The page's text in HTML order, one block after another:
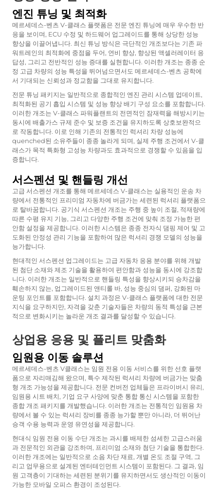
엔진 튜닝 및 최적화
메르세데스-벤츠 V-클래스 플랫폼은 전문 엔진 튜닝에 매우 우수한 반
응을 보이며, ECU 수정 및 하드웨어 업그레이드를 통해 상당한 성능
향상을 이끌어냅니다. 최신 튜닝 방식은 극단적인 개조보다는 기존 파
워트레인의 최적화에 중점을 두어, 연비 향상, 향상된 액셀러레이터 응
답성, 그리고 전반적인 성능 증대를 실현합니다. 이러한 개조는 종종 순
정 고급 차량의 성능 특성을 뛰어넘으면서도 메르세데스-벤츠 공학에
서 기대되는 신뢰성과 정교함을 그대로 유지합니다.
전문 튜닝 패키지는 일반적으로 종합적인 엔진 관리 시스템 업데이트,
최적화된 공기 흡입 시스템 및 성능 향상 배기 구성 요소를 포함합니다.
이러한 개조는 V-클래스 파워플랜트의 전면적인 잠재력을 해방시키는
동시에 배출가스 규제 준수 및 보증 조건을 유지하도록 상호보완적으
로 작동합니다. 이로 인해 기존의 전통적인 럭셔리 차량 성능에
quenched된 소유주들이 종종 놀라게 되며, 실제 주행 조건에서 V-클
래스가 목적 특화형 고성능 차량과도 효과적으로 경쟁할 수 있음을 입
증합니다.
서스펜션 및 핸들링 개선
고급 서스펜션 개조를 통해 메르세데스 V-클래스는 실용적인 운송 차
량에서 전통적인 프리미엄 자동차에 버금가는 세련된 럭셔리 플랫폼으
로 탈바꿈합니다. 공기식 서스펜션 개조는 주행 중 높이 조절, 적재량에
따른 수평 유지 기능, 그리고 다양한 주행 조건에 맞춰 조정 가능한 편
안함 설정을 제공합니다. 이러한 시스템은 종종 전자식 댐핑 제어 및 고
도화된 안정성 관리 기능을 포함하여 많은 럭셔리 경쟁 모델의 성능을
능가합니다.
현대적인 서스펜션 업그레이드는 고급 자동차 응용 분야를 위해 개발
된 첨단 소재와 제조 기술을 활용하여 편안함과 성능을 동시에 강조합
니다. 이러한 개조는 일반적으로 핸들링 특성을 향상시키되 승차감을
훼손하지 않는, 업그레이드된 앤티롤 바, 성능 중심의 댐퍼, 강화된 마
운팅 포인트를 포함합니다. 설치 과정은 V-클래스 플랫폼에 대한 전문
지식을 요구하지만, 자격을 갖춘 기술자들은 차량의 동적 특성을 근본
적으로 변화시키는 놀라운 개조 결과를 달성할 수 있습니다.
상업용 응용 및 플리트 맞춤화
임원용 이동 솔루션
메르세데스-벤츠 V클래스는 임원 전용 이동 서비스를 위한 선호 플랫
폼으로 자리매김해 왔으며, 특수 제작된 럭셔리 차량에 버금가는 맞춤
형 개조 가능성을 제공합니다. 전문 컨버전 업체들은 프라이버시 유리,
임원용 시트 배치, 기업 요구 사양에 맞춘 통합 통신 시스템을 포함한
종합 개조 패키지를 개발했습니다. 이러한 개조는 전통적인 임원용 차
량에서 볼 수 있는 럭셔리 장비를 종종 능가할 뿐만 아니라, 더 뛰어난
승객 수용 능력과 운영 유연성을 제공합니다.
현대식 임원 전용 이동 수단 개조는 과시를 배제한 섬세한 고급스러움
과 전문적인 외관을 강조하며, 프리미엄 소재와 첨단 기술을 통합한다.
이러한 개조에는 일반적으로 소음 차단 재료, 개별 온도 조절 구역, 그
리고 업무용으로 설계된 엔터테인먼트 시스템이 포함된다. 그 결과, 임
원 고객층이 기대하는 세련된 분위기를 유지하면서도 생산적인 이동이
가능한 모바일 오피스 환경이 조성된다.